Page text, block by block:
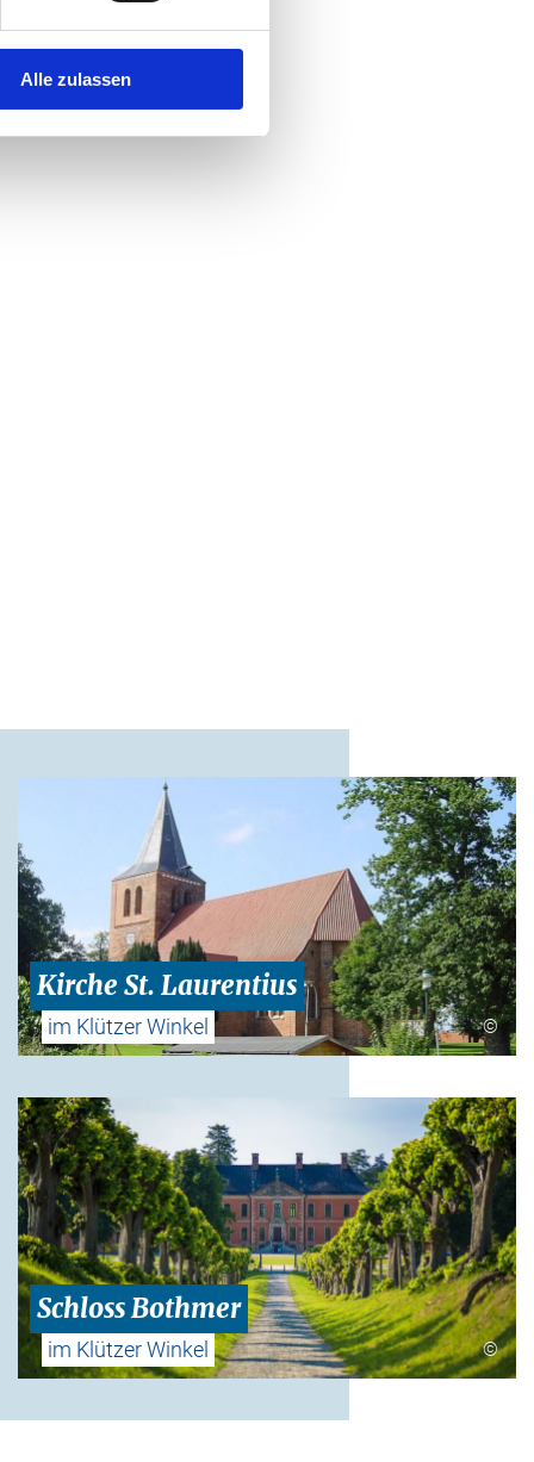
Alle zulassen
Kirche St. Laurentius
im Klützer Winkel ©
Schloss Bothmer
im Klützer Winkel ©